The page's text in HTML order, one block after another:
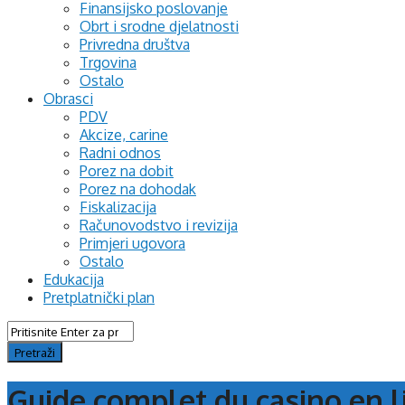
Finansijsko poslovanje
Obrt i srodne djelatnosti
Privredna društva
Trgovina
Ostalo
Obrasci
PDV
Akcize, carine
Radni odnos
Porez na dobit
Porez na dohodak
Fiskalizacija
Računovodstvo i revizija
Primjeri ugovora
Ostalo
Edukacija
Pretplatnički plan